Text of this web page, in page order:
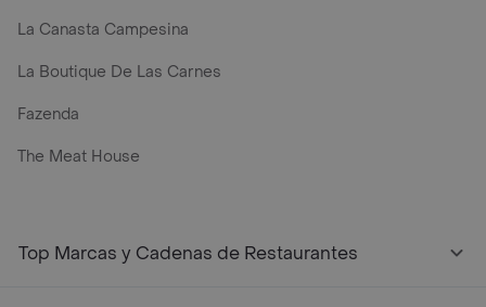
La Canasta Campesina
La Boutique De Las Carnes
Fazenda
The Meat House
Top Marcas y Cadenas de Restaurantes